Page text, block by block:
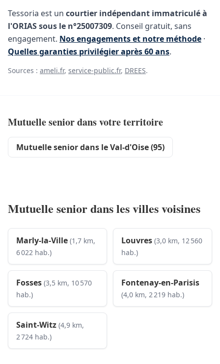
Tessoria est un courtier indépendant immatriculé à
l'ORIAS sous le n°25007309. Conseil gratuit, sans
engagement. Nos engagements et notre méthode ·
Quelles garanties privilégier après 60 ans.
Sources : ameli.fr, service-public.fr, DREES.
Mutuelle senior dans votre territoire
Mutuelle senior dans le Val-d'Oise (95)
Mutuelle senior dans les villes voisines
Marly-la-Ville (1,7 km,
6 022 hab.)
Louvres (3,0 km, 12 560
hab.)
Fosses (3,5 km, 10 570
hab.)
Fontenay-en-Parisis
(4,0 km, 2 219 hab.)
Saint-Witz (4,9 km,
2 724 hab.)